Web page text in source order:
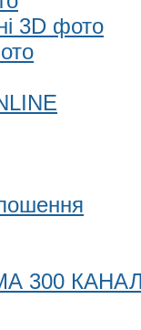
3D фото
300